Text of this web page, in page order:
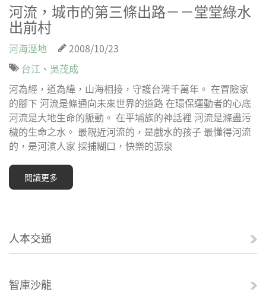
河流，城市的第三條出路－－堂堂綠水
出前村
河海溼地
2008/10/23
台江 、 吳茂成
河為經，道為緯，山海相接，守護台灣千萬年。 在冒險家
的腳下 河流是條通向未來世界的道路 在環保運動者的心底
河流是大地生命的脈動。 在平埔族的神話裡 河流是滌盡污
穢的生命之水。 最親近河流的，是戲水的孩子 最懂得河流
的，是河濱人家 採捕糊口，快樂的源泉
閱讀更多
人本交通
智庫沙龍